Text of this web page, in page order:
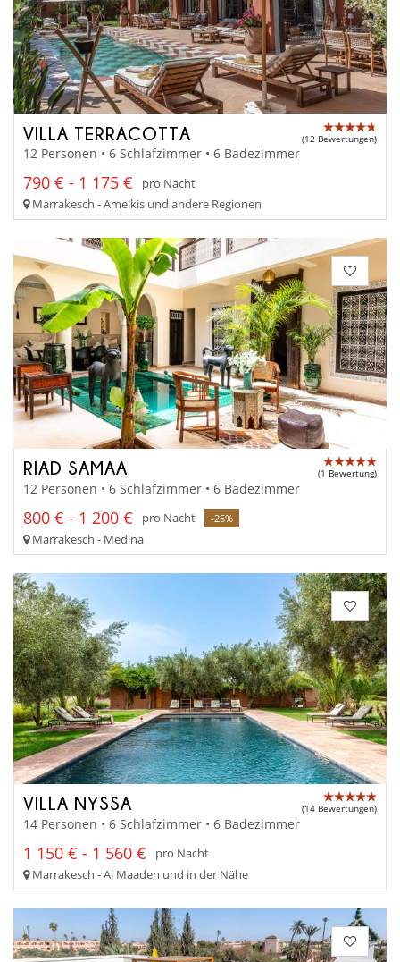
VILLA TERRACOTTA (12 Bewertungen)
12 Personen • 6 Schlafzimmer • 6 Badezimmer
790 € - 1 175 €
pro Nacht
Marrakesch - Amelkis und andere Regionen
RIAD SAMAA (1 Bewertung)
12 Personen • 6 Schlafzimmer • 6 Badezimmer
800 € - 1 200 € pro Nacht -25%
Marrakesch - Medina
VILLA NYSSA (14 Bewertungen)
14 Personen • 6 Schlafzimmer • 6 Badezimmer
1 150 € - 1 560 €
pro Nacht
Marrakesch - Al Maaden und in der Nähe